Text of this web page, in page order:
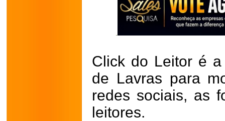
Click do Leitor é
de Lavras para
redes sociais, as
leitores.